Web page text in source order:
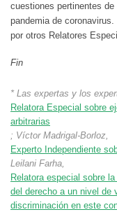
cuestiones pertinentes
pandemia de
por otros Relatores
Fin
* Las expertas y los
Relatora Especial sobre
arbitrarias
; Víctor Madrigal-Borloz,
Experto Independiente
Leilani Farha,
Relatora especial sobre
del derecho a un nivel de
discriminación en este